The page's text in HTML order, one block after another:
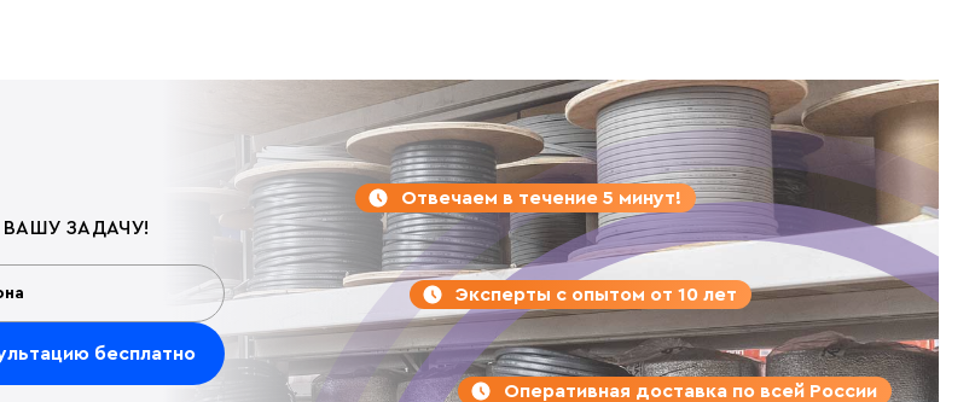
ЗАДАЧУ!
Отвечаем в течение 5 минут!
Эксперты с опытом от 10 лет
Оперативная доставка по всей России